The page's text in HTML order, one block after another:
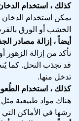
كذلك ، استخدام
يمكن استخدام
الخشب أو الورق
أيضاً ، إزالة مصادر
تأكد من إزالة الزهور
قد تجذب النحل. كما
تدخل منها.
كذلك ، استخدام
هناك مواد طبيعية مثل
رشها في الأماكن